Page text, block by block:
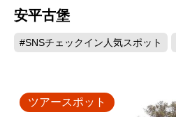
安平古堡
#SNSチェックイン人気スポット
ツアースポット